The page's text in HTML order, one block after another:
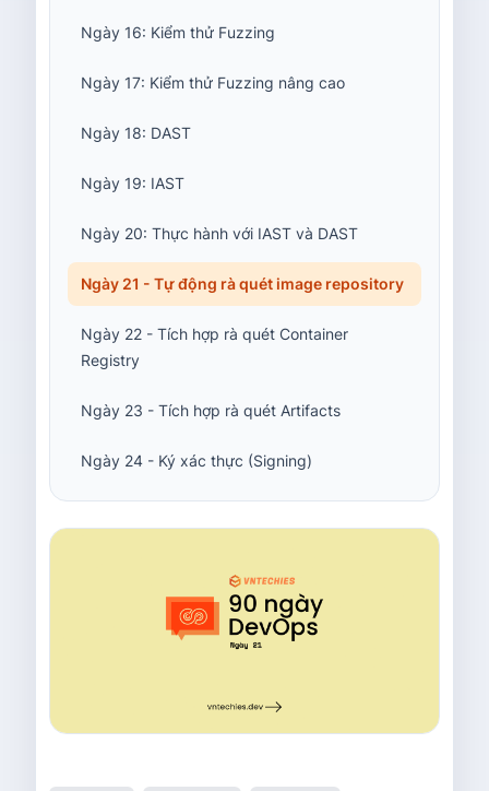
Ngày 16: Kiểm thử Fuzzing
Ngày 17: Kiểm thử Fuzzing nâng cao
Ngày 18: DAST
Ngày 19: IAST
Ngày 20: Thực hành với IAST và DAST
Ngày 21 - Tự động rà quét image repository
Ngày 22 - Tích hợp rà quét Container
Registry
Ngày 23 - Tích hợp rà quét Artifacts
Ngày 24 - Ký xác thực (Signing)